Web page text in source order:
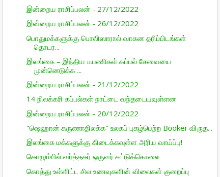
இன்றைய ராசிப்பலன் - 27/12/2022
இன்றைய ராசிப்பலன் - 26/12/2022
பொதுமக்களுக்கு பொலிஸாரால் வாகன தரிப்பிடங்கள்
தொடர...
இலங்கை – இந்திய பயணிகள் கப்பல் சேவையை
முன்னெடுக்க ...
இன்றைய ராசிப்பலன் - 21/12/2022
14 நிலக்கரி கப்பல்கள் நாட்டை வந்தடையவுள்ளன
இன்றைய ராசிப்பலன் - 20/12/2022
"ஷெஹான் கருணாதிலக்க" உலகப் புகழ்பெற்ற Booker விருத...
இலங்கை மக்களுக்கு கிடைக்கவுள்ள அரிய வாய்ப்பு!
கொழும்பில் வர்த்தகர் ஒருவர் சுட்டுக்கொலை
கொத்து உள்ளிட்ட சில உணவுகளின் விலைகள் குறைப்பு